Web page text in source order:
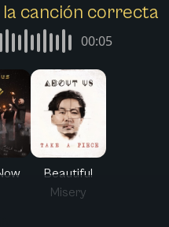
la canción correcta
00:05
Beautiful
Misery